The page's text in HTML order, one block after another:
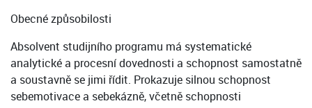
Obecné způsobilosti
Absolvent studijního programu má systematické
analytické a procesní dovednosti a schopnost samostatně
a soustavně se jimi řídit. Prokazuje silnou schopnost
sebemotivace a sebekázně, včetně schopnosti